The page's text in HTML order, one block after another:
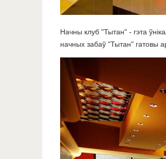
Начны клуб "Тытан" - гэта
начных забаў "Тытан" гатовы